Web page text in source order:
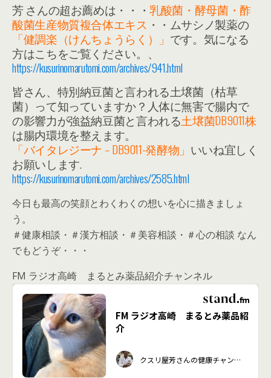
芳 さんの超お薦めは・・・乳酸菌・酵母菌・酢
酸菌生産物質複合体エキス ・・ムサシノ製薬の
「健調楽（けんちょうらく）」 です。気になる
方はこちをご覧ください。、
https://kusurinomarutomi.com/archives/941.html
皆さん、特別納豆菌と言われる土壌菌（枯草
菌）って知っていますか？人体に無害で腸内で
の影響力が強益納豆菌と言われる土壌菌DB9011株
は腸内環境を整えます。
「バイタレジーナ – DB9011-発酵物」 いいね宜しく
お願いします.
https://kusurinomarutomi.com/archives/2585.html
今日も最高の笑顔とわくわくの想いを心に描きましょ
う。
＃健康相談・＃漢方相談・＃美容相談・＃心の相談 なん
でもどうぞ・・・
FM ラジオ高崎 まるとみ薬品紹介チャンネル